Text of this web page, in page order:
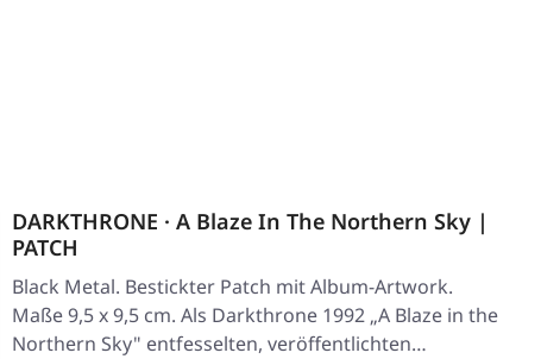
DARKTHRONE · A Blaze In The Northern Sky |
PATCH
Black Metal. Bestickter Patch mit Album-Artwork.
Maße 9,5 x 9,5 cm. Als Darkthrone 1992 „A Blaze in the
Northern Sky" entfesselten, veröffentlichten…